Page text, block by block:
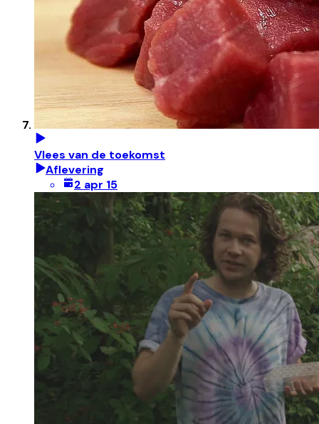
Vlees van de toekomst
Aflevering
2 apr 15